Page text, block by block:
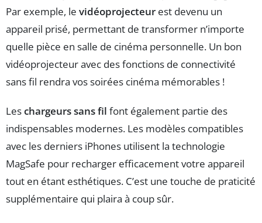
Par exemple, le vidéoprojecteur est devenu un
appareil prisé, permettant de transformer n’importe
quelle pièce en salle de cinéma personnelle. Un bon
vidéoprojecteur avec des fonctions de connectivité
sans fil rendra vos soirées cinéma mémorables !
Leschargeurs sans fil font également partie des
indispensables modernes. Les modèles compatibles
avec les derniers iPhones utilisent la technologie
MagSafe pour recharger efficacement votre appareil
tout en étant esthétiques. C’est une touche de praticité
supplémentaire qui plaira à coup sûr.